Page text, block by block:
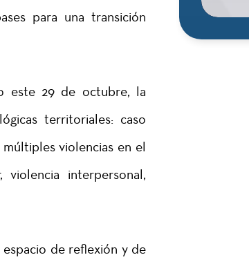
para una transición
este 29 de octubre, la
territoriales: caso
violencias en el
interpersonal,
de reflexión y de